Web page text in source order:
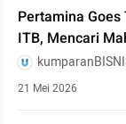
Pertamina
ITB, Mencari
21 Mei 2026